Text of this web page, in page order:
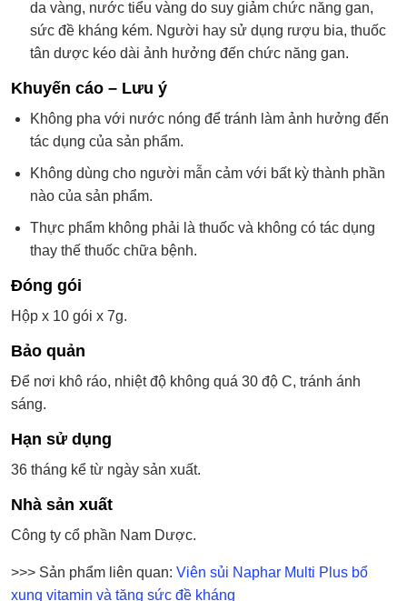
da vàng, nước tiểu vàng do suy giảm chức năng gan,
sức đề kháng kém. Người hay sử dụng rượu bia, thuốc
tân dược kéo dài ảnh hưởng đến chức năng gan.
Khuyến cáo – Lưu ý
Không pha với nước nóng để tránh làm ảnh hưởng đến
tác dụng của sản phẩm.
Không dùng cho người mẫn cảm với bất kỳ thành phần
nào của sản phẩm.
Thực phẩm không phải là thuốc và không có tác dụng
thay thế thuốc chữa bệnh.
Đóng gói
Hộp x 10 gói x 7g.
Bảo quản
Để nơi khô ráo, nhiệt độ không quá 30 độ C, tránh ánh
sáng.
Hạn sử dụng
36 tháng kể từ ngày sản xuất.
Nhà sản xuất
Công ty cổ phần Nam Dược.
>>> Sản phẩm liên quan: Viên sủi Naphar Multi Plus bổ
xung vitamin và tăng sức đề kháng